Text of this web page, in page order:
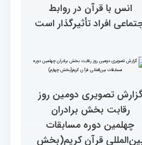
دومین محفل انس با قرآن
ویژه بانوان در فرهنگسرای
انس با قرآن چراغ راه
رسیدن به سرمنزل مقصود
است